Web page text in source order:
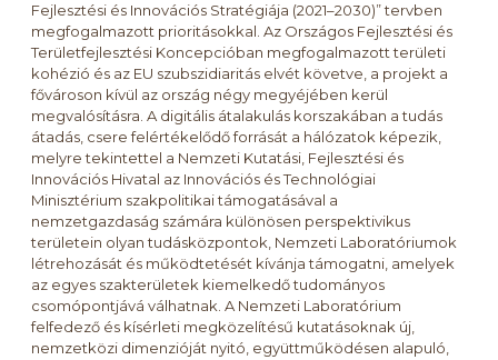
Fejlesztési és Innovációs Stratégiája (2021–2030)” tervben
megfogalmazott prioritásokkal. Az Országos Fejlesztési és
Területfejlesztési Koncepcióban megfogalmazott területi
kohézió és az EU szubszidiaritás elvét követve, a projekt a
fővároson kívül az ország négy megyéjében kerül
megvalósításra. A digitális átalakulás korszakában a tudás
átadás, csere felértékelődő forrását a hálózatok képezik,
melyre tekintettel a Nemzeti Kutatási, Fejlesztési és
Innovációs Hivatal az Innovációs és Technológiai
Minisztérium szakpolitikai támogatásával a
nemzetgazdaság számára különösen perspektivikus
területein olyan tudásközpontok, Nemzeti Laboratóriumok
létrehozását és működtetését kívánja támogatni, amelyek
az egyes szakterületek kiemelkedő tudományos
csomópontjává válhatnak. A Nemzeti Laboratórium
felfedező és kísérleti megközelítésű kutatásoknak új,
nemzetközi dimenzióját nyitó, együttműködésen alapuló,